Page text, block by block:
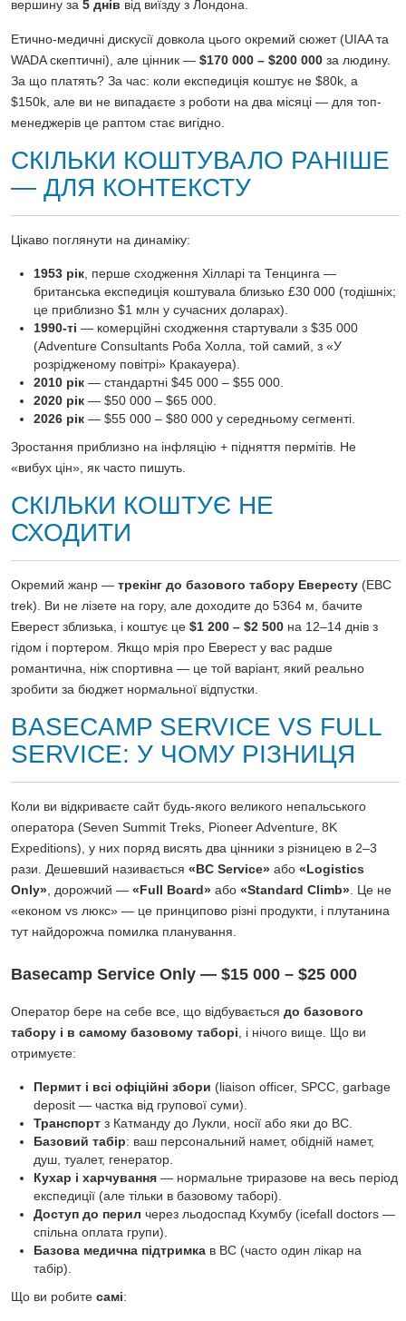
вершину за 5 днів від виїзду з Лондона.
Етично-медичні дискусії довкола цього окремий сюжет (UIAA та
WADA скептичні), але цінник — $170 000 – $200 000 за людину.
За що платять? За час: коли експедиція коштує не $80k, а
$150k, але ви не випадаєте з роботи на два місяці — для топ-
менеджерів це раптом стає вигідно.
СКІЛЬКИ КОШТУВАЛО РАНІШЕ
— ДЛЯ КОНТЕКСТУ
Цікаво поглянути на динаміку:
1953 рік , перше сходження Хілларі та Тенцинга —
британська експедиція коштувала близько £30 000 (тодішніх;
це приблизно $1 млн у сучасних доларах).
1990-ті — комерційні сходження стартували з $35 000
(Adventure Consultants Роба Холла, той самий, з «У
розрідженому повітрі» Кракауера).
2010 рік — стандартні $45 000 – $55 000.
2020 рік — $50 000 – $65 000.
2026 рік — $55 000 – $80 000 у середньому сегменті.
Зростання приблизно на інфляцію + підняття пермітів. Не
«вибух цін», як часто пишуть.
СКІЛЬКИ КОШТУЄ НЕ
СХОДИТИ
Окремий жанр — трекінг до базового табору Евересту (EBC
trek). Ви не лізете на гору, але доходите до 5364 м, бачите
Еверест зблизька, і коштує це $1 200 – $2 500 на 12–14 днів з
гідом і портером. Якщо мрія про Еверест у вас радше
романтична, ніж спортивна — це той варіант, який реально
зробити за бюджет нормальної відпустки.
BASECAMP SERVICE VS FULL
SERVICE: У ЧОМУ РІЗНИЦЯ
Коли ви відкриваєте сайт будь-якого великого непальського
оператора (Seven Summit Treks, Pioneer Adventure, 8K
Expeditions), у них поряд висять два цінники з різницею в 2–3
рази. Дешевший називається «BC Service» або «Logistics
Only» , дорожчий — «Full Board» або «Standard Climb» . Це не
«економ vs люкс» — це принципово різні продукти, і плутанина
тут найдорожча помилка планування.
Basecamp Service Only — $15 000 – $25 000
Оператор бере на себе все, що відбувається до базового
табору і в самому базовому таборі , і нічого вище. Що ви
отримуєте:
Пермит і всі офіційні збори (liaison officer, SPCC, garbage
deposit — частка від групової суми).
Транспорт з Катманду до Лукли, носії або яки до BC.
Базовий табір: ваш персональний намет, обідній намет,
душ, туалет, генератор.
Кухар і харчування — нормальне триразове на весь період
експедиції (але тільки в базовому таборі).
Доступ до перил через льодоспад Кхумбу (icefall doctors —
спільна оплата групи).
Базова медична підтримка в BC (часто один лікар на
табір).
Що ви робите самі: